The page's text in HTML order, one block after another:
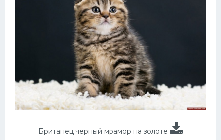
Британец черный мрамор на золоте